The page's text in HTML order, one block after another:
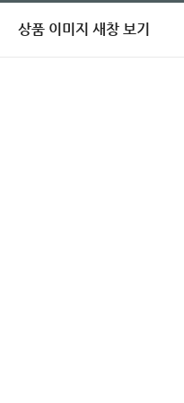
상품 이미지 새창 보기